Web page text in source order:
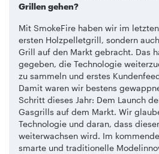
Grillen gehen?
Mit SmokeFire haben wir im
ersten Holzpelletgrill, sondern
Grill auf den Markt gebracht. Das
gegeben, die Technologie
zu sammeln und erstes
Damit waren wir bestens
Schritt dieses Jahr: Dem Launch
Gasgrills auf dem Markt. Wir
Technologie und daran, dass
weiterwachsen wird. Im
smarte und traditionelle